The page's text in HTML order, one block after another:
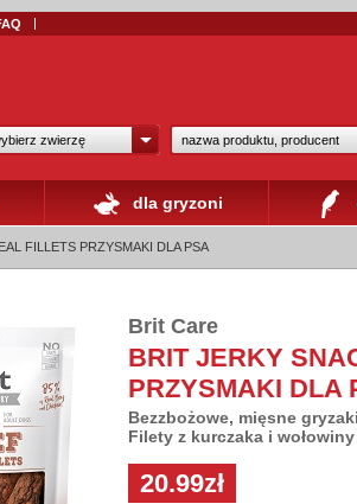
zwierzę
dla gryzoni
FILLETS PRZYSMAKI DLA PSA
Brit Care
BRIT JERKY
PRZYSMAKI DLA
Bezzbożowe, mięsne
Filety z kurczaka i wołowiny
20.99zł